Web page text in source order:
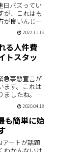
日バズってい
が、これはも
が良いんじゃ
で、その企画
と思います。
ーディション
2022.11.19
る人件費
トスタッ
急事態宣言が
ます。これは
ましたね。経
えるレベルに
的に闘わなけ
きました。と
…
2020.04.18
も簡単に始
アートが話題
わかんないけ